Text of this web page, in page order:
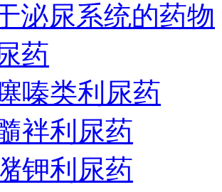
泌尿系统的药物
药
嗪类利尿药
袢利尿药
钾利尿药